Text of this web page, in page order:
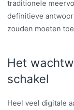
traditionele
definitieve
zouden moeten
Het
schakel
Heel veel digitale